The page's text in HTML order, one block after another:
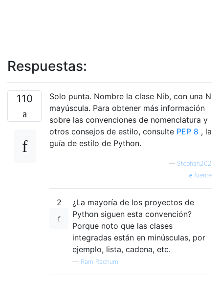
Respuestas:
110
Solo punta. Nombre la clase Nib, con una N
mayúscula. Para obtener más información
sobre las convenciones de nomenclatura y
otros consejos de estilo, consulte PEP 8 , la
guía de estilo de Python.
— Stephan202
fuente
2
¿La mayoría de los proyectos de
Python siguen esta convención?
Porque noto que las clases
integradas están en minúsculas, por
ejemplo, lista, cadena, etc.
— Ram Rachum